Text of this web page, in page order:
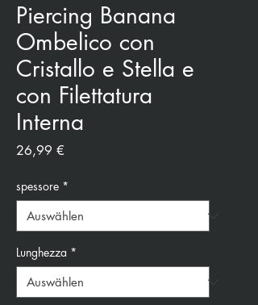
Piercing Banana
Ombelico con
Cristallo e Stella e
con Filettatura
Interna
26,99 €
spessore *
Lunghezza *